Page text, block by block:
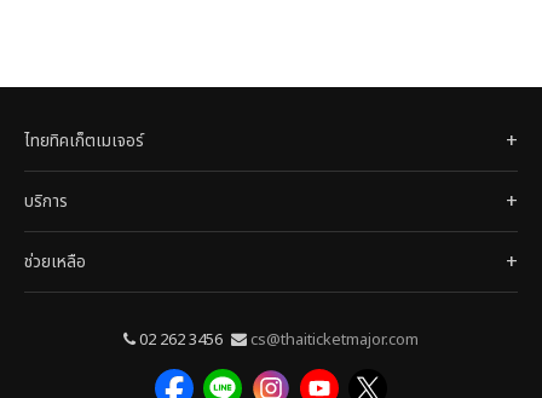
ไทยทิคเก็ตเมเจอร์
บริการ
ช่วยเหลือ
02 262 3456 cs@thaiticketmajor.com